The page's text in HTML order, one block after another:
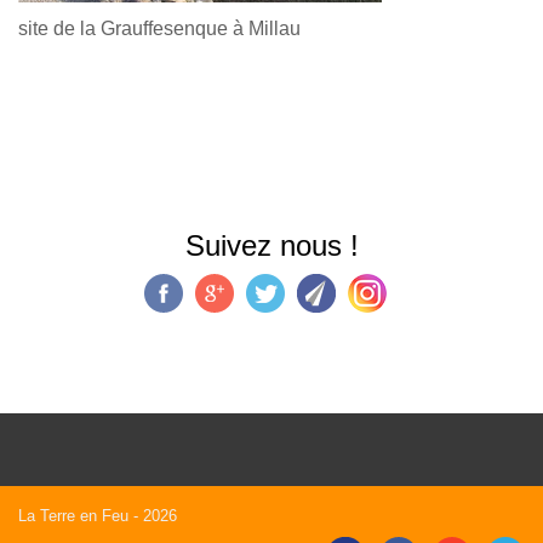
site de la Grauffesenque à Millau
Suivez nous !
La Terre en Feu - 2026